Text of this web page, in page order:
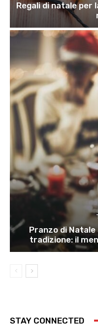
Regali di natale per
Pranzo di Natale
tradizione: il
STAY CONNECTED